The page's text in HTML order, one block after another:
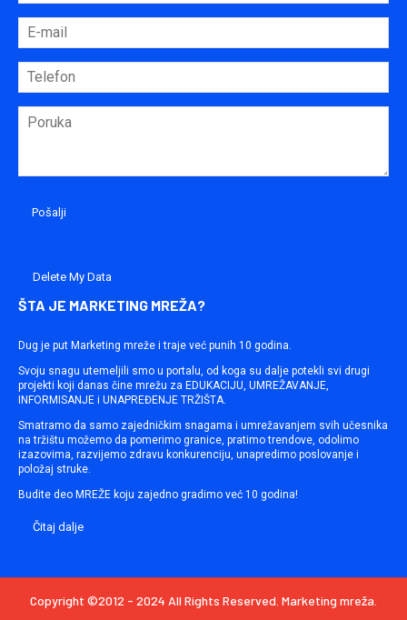
Delete My Data
ŠTA JE MARKETING MREŽA?
Dug je put Marketing mreže i traje već punih 10 godina.
Svoju snagu utemeljili smo u portalu, od koga su dalje potekli svi drugi
projekti koji danas čine mrežu za EDUKACIJU, UMREŽAVANJE,
INFORMISANJE i UNAPREĐENJE TRŽIŠTA.
Smatramo da samo zajedničkim snagama i umrežavanjem svih učesnika
na tržištu možemo da pomerimo granice, pratimo trendove, odolimo
izazovima, razvijemo zdravu konkurenciju, unapredimo poslovanje i
položaj struke.
Budite deo MREŽE koju zajedno gradimo već 10 godina!
Čitaj dalje
Copyright ©2012 - 2024 All Rights Reserved. Marketing mreža.